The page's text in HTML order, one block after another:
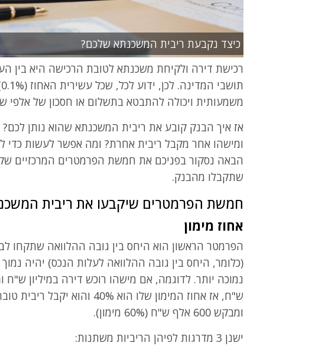
כיצד נקבעת ריבית המשכנתא שלכם?
רכישת דירה ולקיחת משכנתא לטובת הרכישה היא בין
משמעותית ויכולה להתבטא בתשלום או חסכון של אלפי
אז איך הבנק קובע את ריבית המשכנתא שהוא נותן
ומישהו אחר מקבל ריבית אחרת? ומה אפשר לעשות כדי
הבאה נסקור בפניכם את חמשת הפרמטרים המרכזיים
שתקבלו מהבנק.
חמשת הפרמטרים שיקבעו את ריבית
אחוז מימון
הפרמטר הראשון הוא היחס בין גובה ההלוואה שתקחו
(כלומר, היחס בין גובה ההלוואה לעלות הנכס) יהיה
ש"ח, אז אחוז המימון שלו הוא
ומבקש 600 אלף ש"ח (60% מימון).
ישנן 3 מדרגות לפיהן הריביות משתנות: